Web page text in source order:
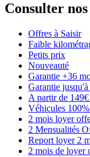
Consulter
Offres à Saisir
Faible
Petits prix
Nouveauté
Garantie +36
Garantie
A partir de
Véhicules
2 mois loyer
2 Mensualités
Report loyer 2
2 mois de loyer